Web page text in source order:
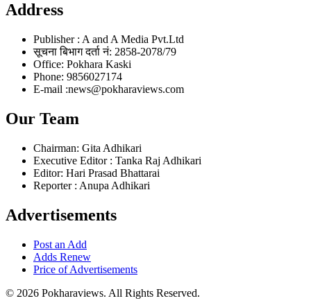
Address
Publisher : A and A Media Pvt.Ltd
सूचना बिभाग दर्ता नं: 2858-2078/79
Office: Pokhara Kaski
Phone: 9856027174
E-mail :news@pokharaviews.com
Our Team
Chairman: Gita Adhikari
Executive Editor : Tanka Raj Adhikari
Editor: Hari Prasad Bhattarai
Reporter : Anupa Adhikari
Advertisements
Post an Add
Adds Renew
Price of Advertisements
© 2026 Pokharaviews. All Rights Reserved.